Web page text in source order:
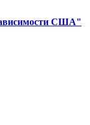
США"